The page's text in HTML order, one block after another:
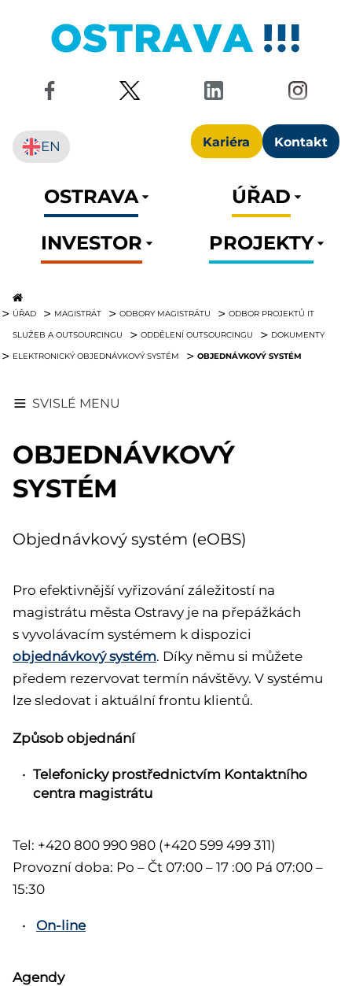
Kariéra Kontakt
EN
OSTRAVA
ÚŘAD
INVESTOR
PROJEKTY
ÚŘAD MAGISTRÁT ODBORY MAGISTRÁTU ODBOR PROJEKTŮ IT
SLUŽEB A OUTSOURCINGU ODDĚLENÍ OUTSOURCINGU DOKUMENTY
ELEKTRONICKÝ OBJEDNÁVKOVÝ SYSTÉM OBJEDNÁVKOVÝ SYSTÉM
SVISLÉ MENU
OBJEDNÁVKOVÝ
SYSTÉM
Objednávkový systém (eOBS)
Pro efektivnější vyřizování záležitostí na
magistrátu města Ostravy je na přepážkách
s vyvolávacím systémem k dispozici
objednávkový systém. Díky němu si můžete
předem rezervovat termín návštěvy. V systému
lze sledovat i aktuální frontu klientů.
Způsob objednání
Telefonicky prostřednictvím Kontaktního
centra magistrátu
Tel: +420 800 990 980 (+420 599 499 311)
Provozní doba: Po – Čt 07:00 – 17 :00 Pá 07:00 –
15:30
On-line
Agendy